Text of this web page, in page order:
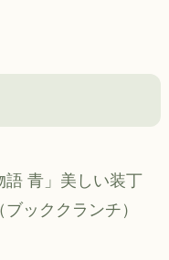
語 青」美しい装丁
ッククランチ）